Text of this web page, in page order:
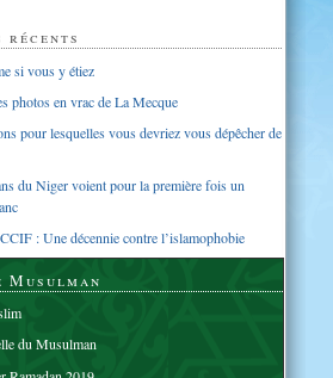
si vous y étiez
photos en vrac de La Mecque
pour lesquelles vous devriez vous dépêcher de
du Niger voient pour la première fois un
: Une décennie contre l’islamophobie
Musulman
du Musulman